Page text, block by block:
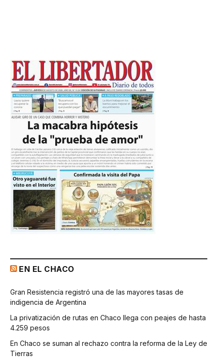
EN EL CHACO
Gran Resistencia registró una de las mayores tasas de
indigencia de Argentina
La privatización de rutas en Chaco llega con peajes de hasta
4.259 pesos
En Chaco se suman al rechazo contra la reforma de la Ley de
Tierras